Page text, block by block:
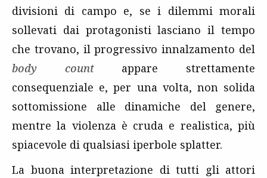
divisioni di campo e, se i dilemmi morali
sollevati dai protagonisti lasciano il tempo
che trovano, il progressivo innalzamento del
body countappare strettamente
consequenziale e, per una volta, non solida
sottomissione alle dinamiche del genere,
mentre la violenza è cruda e realistica, più
spiacevole di qualsiasi iperbole splatter.
La buona interpretazione di tutti gli attori